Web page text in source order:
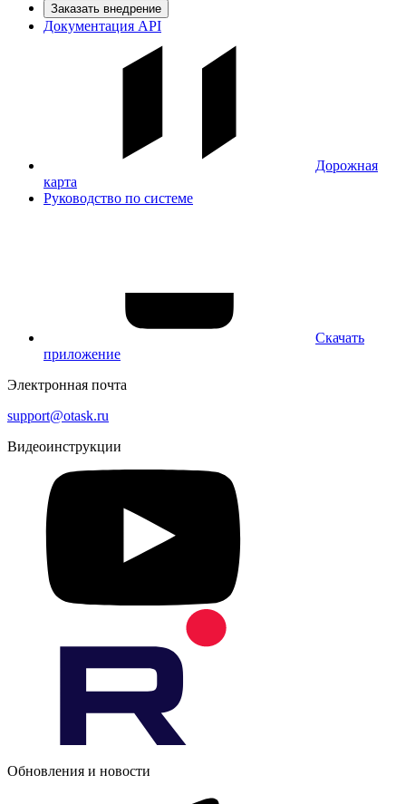
Заказать внедрение
Документация API
Дорожная
карта
Руководство по системе
Скачать
приложение
Электронная почта
support@otask.ru
Видеоинструкции
Обновления и новости